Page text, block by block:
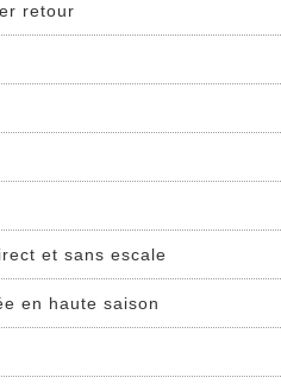
retour
et sans escale
en haute saison